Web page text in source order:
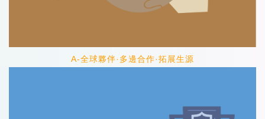
A-全球夥伴·多邊合作·拓展生源